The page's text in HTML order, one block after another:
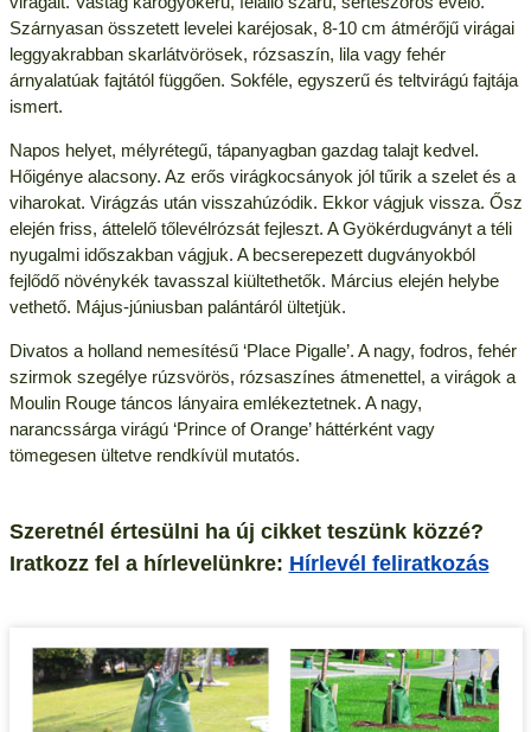
Szárnyasan összetett levelei karéjosak, 8-10 cm átmérőjű virágai
leggyakrabban skarlátvörösek, rózsaszín, lila vagy fehér
árnyalatúak fajtától függően. Sokféle, egyszerű és teltvirágú fajtája
ismert.
Napos helyet, mélyrétegű, tápanyagban gazdag talajt kedvel.
Hőigénye alacsony. Az erős virágkocsányok jól tűrik a szelet és a
viharokat. Virágzás után visszahúzódik. Ekkor vágjuk vissza. Ősz
elején friss, áttelelő tőlevélrózsát fejleszt. A Gyökérdugványt a téli
nyugalmi időszakban vágjuk. A becserepezett dugványokból
fejlődő növénykék tavasszal kiültethetők. Március elején helybe
vethető. Május-júniusban palántáról ültetjük.
Divatos a holland nemesítésű ‘Place Pigalle’. A nagy, fodros, fehér
szirmok szegélye rúzsvörös, rózsaszínes átmenettel, a virágok a
Moulin Rouge táncos lányaira emlékeztetnek. A nagy,
narancssárga virágú ‘Prince of Orange’ háttérként vagy
tömegesen ültetve rendkívül mutatós.
Szeretnél értesülni ha új cikket teszünk közzé?
Iratkozz fel a hírlevelünkre: Hírlevél feliratkozás